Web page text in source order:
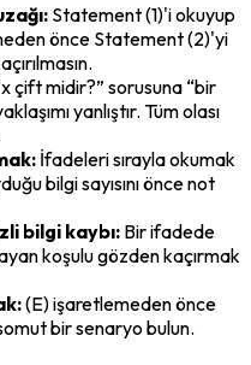
Statement (1)'i okuyup
önce Statement (2)'yi
çift midir?” sorusuna “bir
yanlıştır. Tüm olası
İfadeleri sırayla okumak
bilgi sayısını önce not
bilgi kaybı: Bir ifadede
koşulu gözden kaçırmak
(E) işaretlemeden önce
bir senaryo bulun.